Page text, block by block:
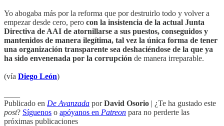
Yo abogaba más por la reforma que por destruirlo todo y volver a
empezar desde cero, pero con la insistencia de la actual Junta
Directiva de AAI de atornillarse a sus puestos, conseguidos y
mantenidos de manera ilegítima, tal vez la única forma de tener
una organización transparente sea deshaciéndose de la que ya
ha sido envenenada por la corrupción de manera irreparable.
(vía Diego León)
Publicado en De Avanzada porDavid Osorio | ¿Te ha gustado este
post? Síguenos o apóyanos en Patreon para no perderte las
próximas publicaciones